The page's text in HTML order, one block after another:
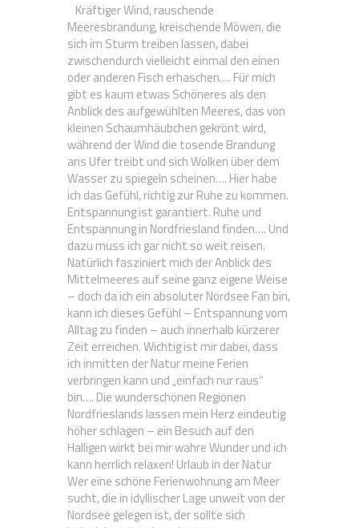
Kräftiger Wind, rauschende
Meeresbrandung, kreischende Möwen, die
sich im Sturm treiben lassen, dabei
zwischendurch vielleicht einmal den einen
oder anderen Fisch erhaschen…. Für mich
gibt es kaum etwas Schöneres als den
Anblick des aufgewühlten Meeres, das von
kleinen Schaumhäubchen gekrönt wird,
während der Wind die tosende Brandung
ans Ufer treibt und sich Wolken über dem
Wasser zu spiegeln scheinen…. Hier habe
ich das Gefühl, richtig zur Ruhe zu kommen.
Entspannung ist garantiert. Ruhe und
Entspannung in Nordfriesland finden…. Und
dazu muss ich gar nicht so weit reisen.
Natürlich fasziniert mich der Anblick des
Mittelmeeres auf seine ganz eigene Weise
– doch da ich ein absoluter Nordsee Fan bin,
kann ich dieses Gefühl – Entspannung vom
Alltag zu finden – auch innerhalb kürzerer
Zeit erreichen. Wichtig ist mir dabei, dass
ich inmitten der Natur meine Ferien
verbringen kann und „einfach nur raus“
bin…. Die wunderschönen Regionen
Nordfrieslands lassen mein Herz eindeutig
höher schlagen – ein Besuch auf den
Halligen wirkt bei mir wahre Wunder und ich
kann herrlich relaxen! Urlaub in der Natur
Wer eine schöne Ferienwohnung am Meer
sucht, die in idyllischer Lage unweit von der
Nordsee gelegen ist, der sollte sich